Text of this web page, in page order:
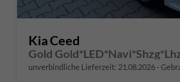
Kia Ceed
Gold
unverbindliche Lieferzeit: 21.08.2026